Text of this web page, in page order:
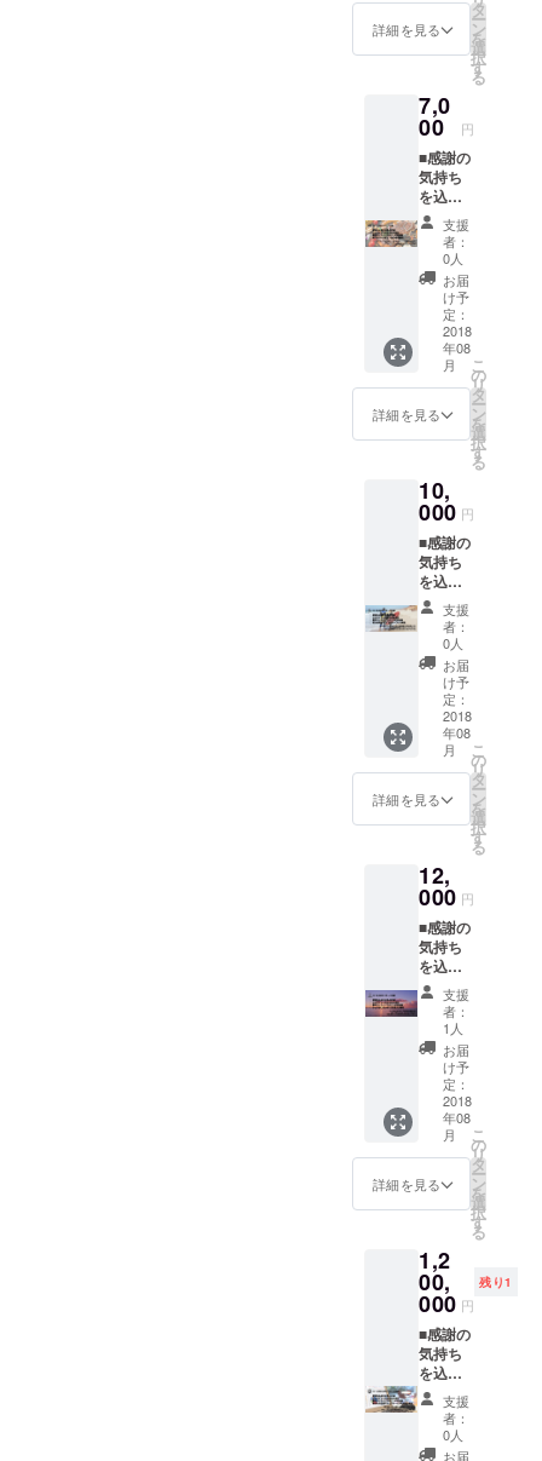
Campfi
reに登
を希望
する方
は、応
援の際
に備考
欄に記
載希望
の名称
をお書
きくだ
さい。
※ボード
のレン
タルに
関して
は、利
用期限
サーフ
文庫を
活用で
きる範
囲は今
後徐々
に増や
してい
きます
が、
2018年
夏時点
で利用
できる
のは湘
のサー
フス
なりま
す。
サロン
への参
加権利
■サーフ
通し
て、
ボード
ロッ
カーの
レンタ
ル券
(1ヶ月)
※公式サ
イトへ
のお名
前の掲
載に関
して、
Campfi
reに登
録の名
する方
は、応
援の際
に備考
欄に記
載希望
の名称
をお書
きくだ
さい。
※ボード
ロッ
カーの
レンタ
ルに関
して
は、利
ん。 ※
サーフ
文庫を
活用で
きる範
囲は今
後徐々
に増や
してい
きます
が、
2018年
夏時点
で紹介
できる
奈川県
藤沢市
ボード
置き場
です。
小田急
線江ノ
島駅か
ら徒歩5
分、海
まで徒
歩1分、
詳細を見る
タ
ー
ン
を
選
択
す
る
7,0
00 円
■感謝の
気持ち
を込め
たお礼
の手紙
■公式サ
イトへ
のお名
前の掲
載 ■限
定オン
ライン
サロン
への参
加権利
■海での
キュー
会の参
加権利
※公式サ
イトへ
のお名
前の掲
載に関
して、
Campfi
reに登
録の名
前以外
のもの
を希望
する方
は、応
載希望
の名称
をお書
きくだ
さい。
※サーフ
ボード
を持ち
寄って
皆で
シェア
して
サー
フィン
を楽し
んだ後
にバー
なうイ
ベント
にご招
待をし
ます。
バーベ
キュー
での飲
食代に
関して
はこち
支援
者：
0人
お届
け予
定：
2018
年08
月
詳細を見る
こ
の
リ
タ
ー
ン
を
選
択
す
る
10,
000 円
■感謝の
気持ち
を込め
たお礼
の手紙
■公式サ
イトへ
のお名
前の掲
載 ■限
定オン
ライン
サロン
への参
加権利
■初心者
ア(二人)
での
サー
フィン
体験 ※
公式サ
イトへ
のお名
前の掲
載に関
して、
Campfi
reに登
録の名
前以外
のもの
を希望
に備考
欄に記
載希望
の名称
をお書
きくだ
さい。
※ペアで
のサー
フィン
体験に
支援
者：
0人
お届
け予
定：
2018
年08
月
詳細を見る
こ
の
リ
タ
ー
ン
を
選
択
す
る
12,
000 円
■感謝の
気持ち
を込め
たお礼
の手紙
■公式サ
イトへ
のお名
前の掲
載 ■限
定オン
ライン
サロン
への参
加権利
■シェア
んの1日
を使え
る権利
※公式サ
イトへ
のお名
前の掲
載に関
して、
Campfi
reに登
支援
者：
1人
お届
け予
定：
2018
年08
月
詳細を見る
こ
の
リ
タ
ー
ン
を
選
択
す
る
1,2
00,
000 円
残り1
■感謝の
気持ち
を込め
たお礼
の手紙
■公式サ
イトへ
支援
者：
0人
お届